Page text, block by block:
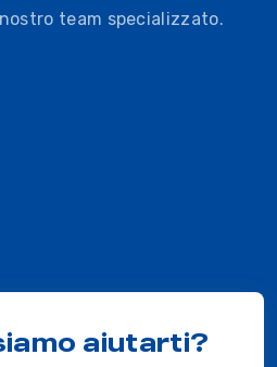
team specializzato.
aiutarti?